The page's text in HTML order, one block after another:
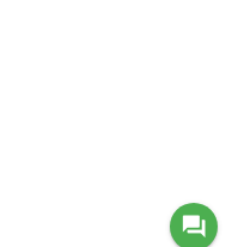
question_answer